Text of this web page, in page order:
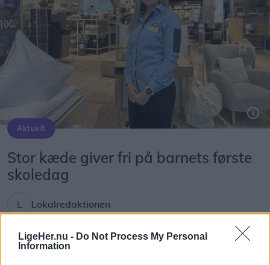
LigeHer.nu - Do Not Process My Personal
Information
Selv om adressen bliver ny, kan de mange
stamgæster glæde sig over, at caféens populære
en stor del af Capu, og det kommer gæsterne til at
Aktuelt
Stor kæde giver fri på barnets første
skoledag
Lokalredaktionen